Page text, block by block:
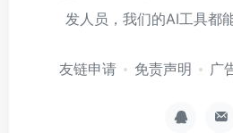
发人员，我们的AI工具都
友链申请 免责声明 广